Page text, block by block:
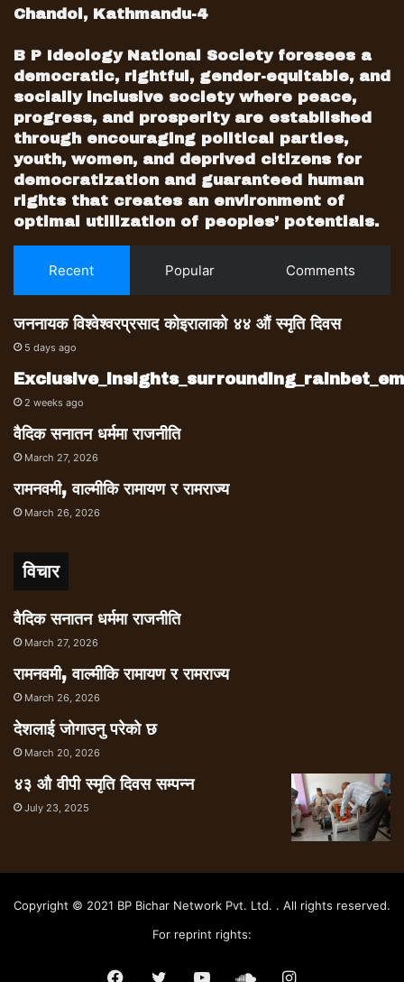
Chandol, Kathmandu-4
B P Ideology National Society foresees a
democratic, rightful, gender-equitable, and
socially inclusive society where peace,
progress, and prosperity are established
through encouraging political parties,
youth, women, and deprived citizens for
democratization and guaranteed human
rights that creates an environment of
optimal utilization of peoples’ potentials.
Recent Popular Comments
जननायक विश्वेश्वरप्रसाद कोइरालाको ४४ औं स्मृति दिवस
5 days ago
2 weeks ago
वैदिक सनातन धर्ममा राजनीति
March 27, 2026
रामनवमी, वाल्मीकि रामायण र रामराज्य
March 26, 2026
विचार
वैदिक सनातन धर्ममा राजनीति
March 27, 2026
रामनवमी, वाल्मीकि रामायण र रामराज्य
March 26, 2026
देशलाई जोगाउनु परेको छ
March 20, 2026
४३ औ वीपी स्मृति दिवस सम्पन्न
July 23, 2025
Copyright © 2021 BP Bichar Network Pvt. Ltd. . All rights reserved.
For reprint rights:
Facebook
TwitterYouTubeSoundCloud
Instagram